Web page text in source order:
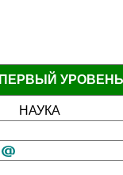
ПЕРВЫЙ
НАУКА